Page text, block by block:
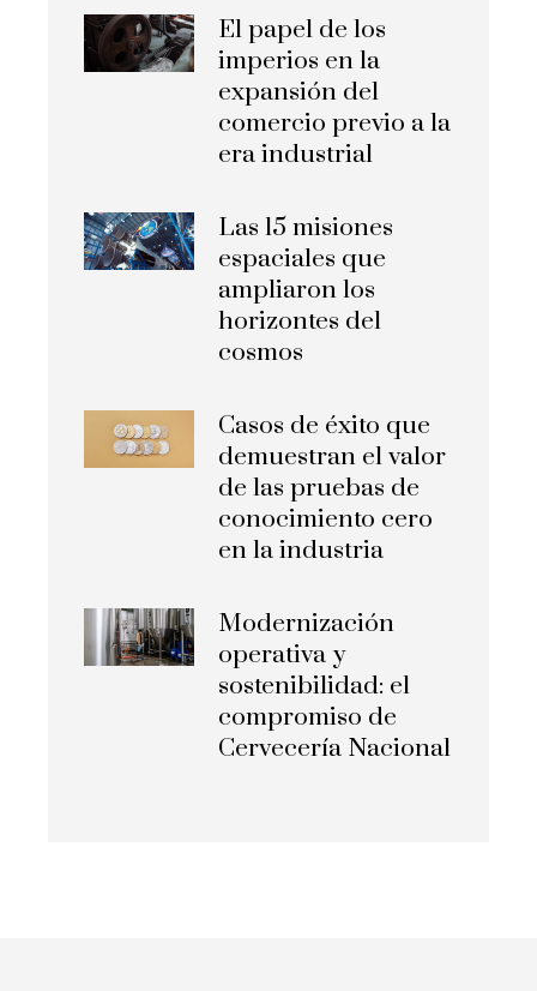
El papel de los
imperios en la
expansión del
comercio previo a la
era industrial
Las 15 misiones
espaciales que
ampliaron los
horizontes del
cosmos
Casos de éxito que
demuestran el valor
de las pruebas de
conocimiento cero
en la industria
Modernización
operativa y
sostenibilidad: el
compromiso de
Cervecería Nacional